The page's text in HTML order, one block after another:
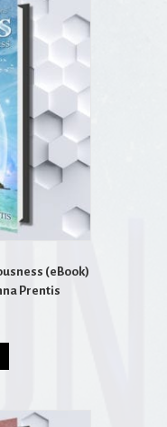
(eBook)
Prentis